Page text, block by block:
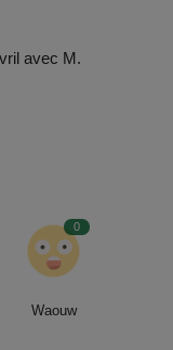
avec M.
0
Waouw